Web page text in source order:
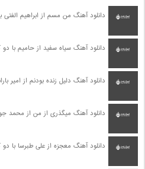
دانلود آهنگ من مسم از ابراهیم الفتی
دانلود آهنگ سیاه سفید از حامیم با
دانلود آهنگ دلیل زنده بودنم از امیر
دانلود آهنگ میگذری از من از محمد
دانلود آهنگ معجزه از علی طبرسا با